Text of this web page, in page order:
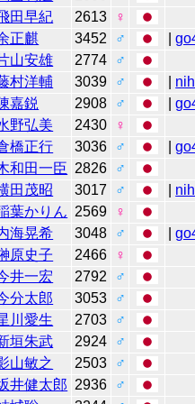
田早紀 2613
♀
正麒 3452 ♂ |
山安雄 2774
♂
村洋輔 3039 ♂
嘉鋭 2908 ♂ |
野弘美 2430
♀
橋正行 3036 ♂ |
和田一臣 2826
♂
田茂昭 3017 ♂
葉かりん 2569
♀
海晃希 3048 ♂ |
原史子 2466
♀
井一宏 2792
♂
分太郎 3053
♂
川愛生 2703
♂
垣朱武 2924
♂
山敏之 2503
♂
井健太郎 2936
♂